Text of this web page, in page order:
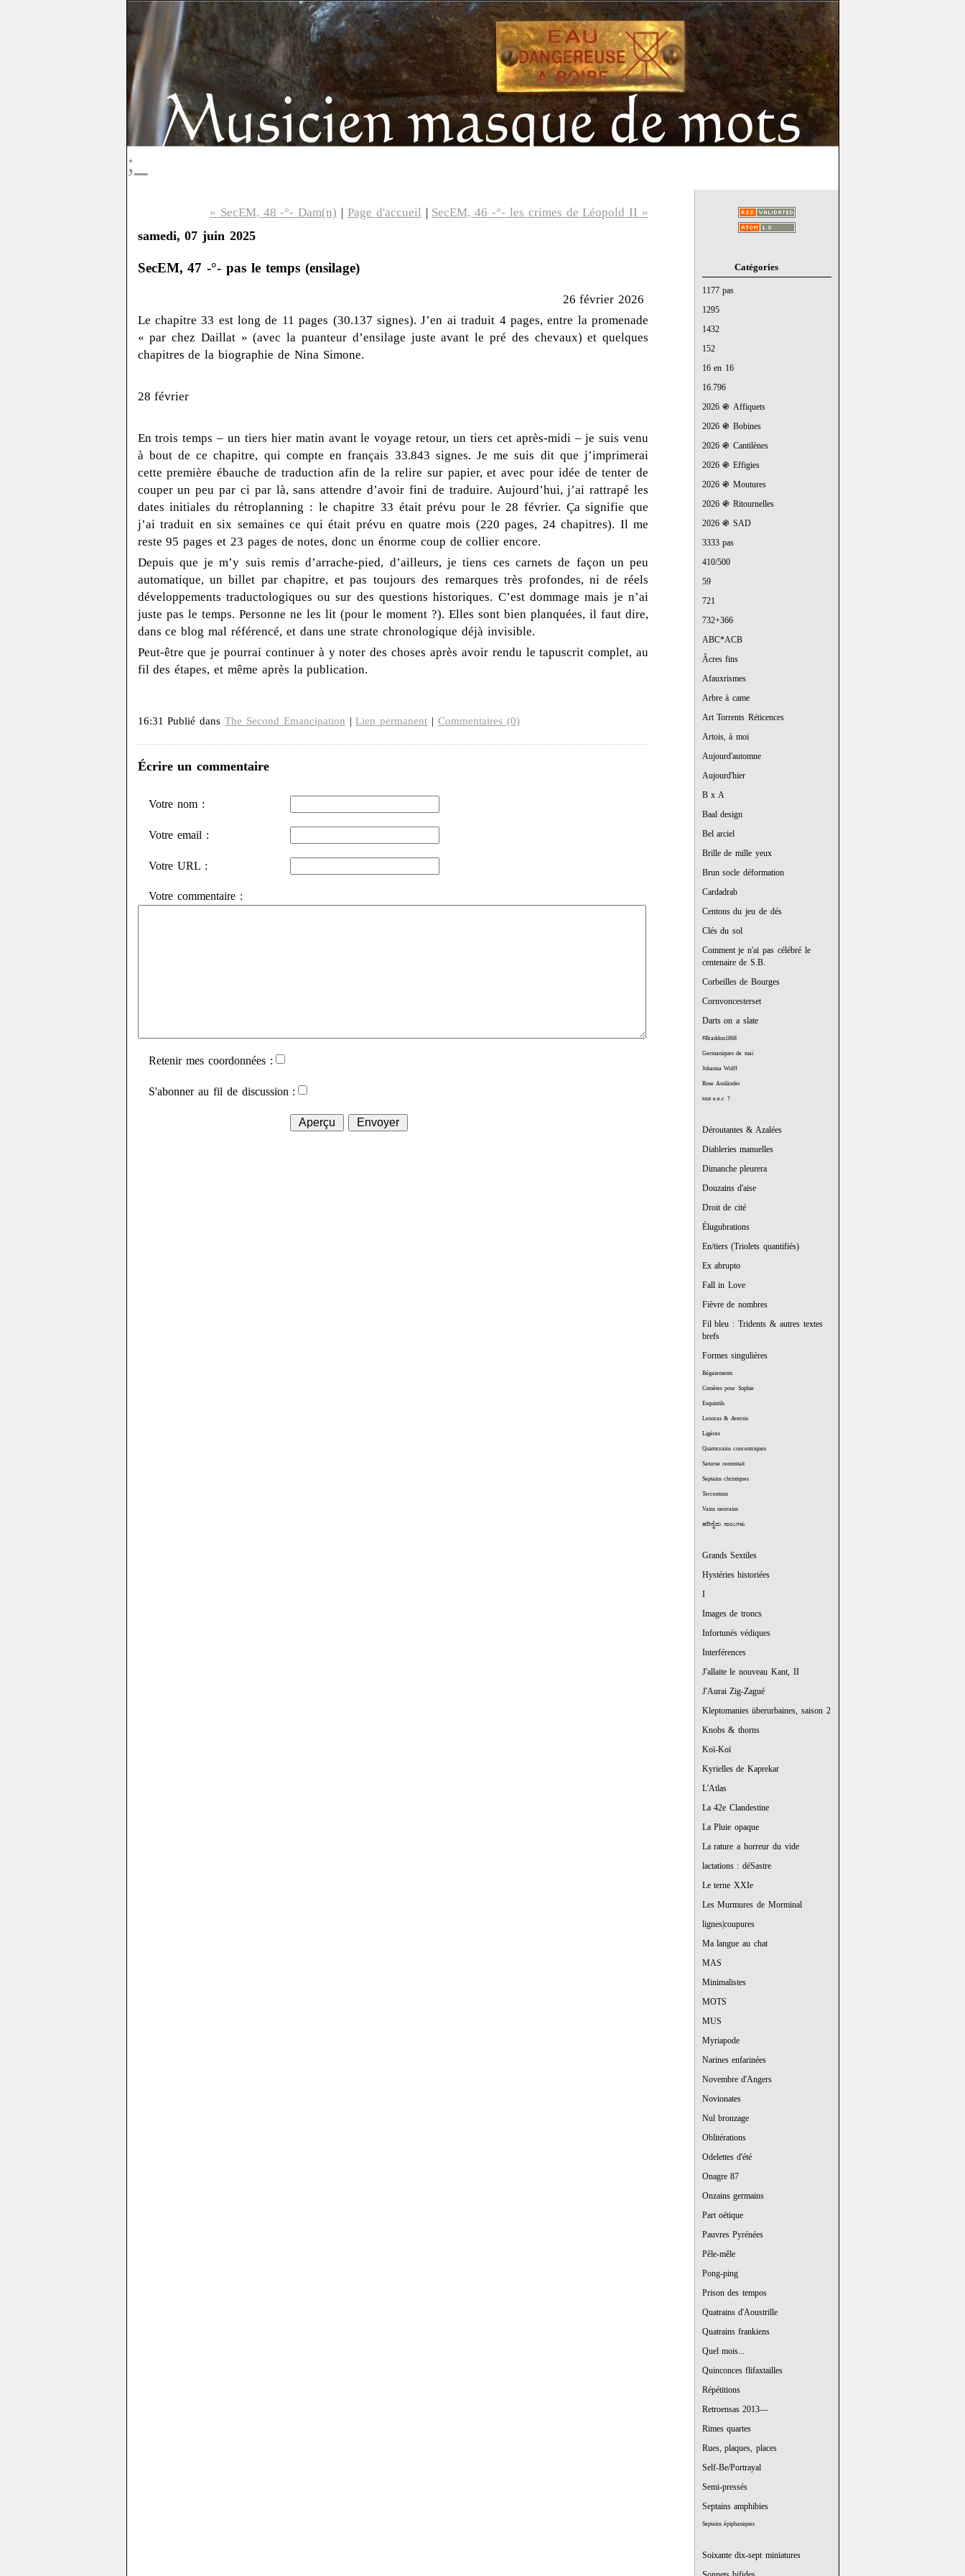
;_
Catégories
1177 pas
1295
1432
152
16 en 16
16.796
2026 ֍ Affiquets
2026 ֍ Bobines
2026 ֍ Cantilènes
2026 ֍ Effigies
2026 ֍ Moutures
2026 ֍ Ritournelles
2026 ֍ SAD
3333 pas
410/500
59
721
732+366
ABC*ACB
Âcres fins
Afauxrismes
Arbre à came
Art Torrents Réticences
Artois, à moi
Aujourd'automne
Aujourd'hier
B x A
Baal design
Bel arciel
Brille de mille yeux
Brun socle déformation
Cardadrab
Centons du jeu de dés
Clés du sol
Comment je n'ai pas célébré le
centenaire de S.B.
Corbeilles de Bourges
Cornvoncesterset
Darts on a slate
#Braddon1868
Germaniques de mai
Johanna Wolff
Rose Ausländer
tout e.e.c ?
Déroutantes & Azalées
Diableries manuelles
Dimanche pleurera
Douzains d'aise
Droit de cité
Élugubrations
En/tiers (Triolets quantifiés)
Ex abrupto
Fall in Love
Fièvre de nombres
Fil bleu : Tridents & autres textes
brefs
Formes singulières
Bégaiements
Comètes pour Sophie
Esquintils
Lenoras & Aversis
Ligères
Quatorzains concentriques
Saturne remontait
Septains christiques
Tercentons
Vains neuvains
ಹದಿನೈದು ಸಾಲುಗಳು
Grands Sextiles
Hystéries historiées
I
Images de troncs
Infortunés védiques
Interférences
J'allaite le nouveau Kant, II
J'Aurai Zig-Zagué
Kleptomanies überurbaines, saison 2
Knobs & thorns
Koï-Koï
Kyrielles de Kaprekar
L'Atlas
La 42e Clandestine
La Pluie opaque
La rature a horreur du vide
lactations : déSastre
Le terne XXIe
Les Murmures de Morminal
lignes|coupures
Ma langue au chat
MAS
Minimalistes
MOTS
MUS
Myriapode
Narines enfarinées
Novembre d'Angers
Novionates
Nul bronzage
Oblitérations
Odelettes d'été
Onagre 87
Onzains germains
Part oétique
Pauvres Pyrénées
Pêle-mêle
Pong-ping
Prison des tempos
Quatrains d'Aoustrille
Quatrains frankiens
Quel mois...
Quinconces flifaxtailles
Répétitions
Retroensas 2013—
Rimes quartes
Rues, plaques, places
Self-Be/Portrayal
Semi-pressés
Septains amphibies
Septains épiphaniques
Soixante dix-sept miniatures
« SecEM, 48 -°- Dam(n) | Page d'accueil | SecEM, 46 -°- les crimes de Léopold II »
samedi, 07 juin 2025
SecEM, 47 -°- pas le temps (ensilage)
26 février 2026
Le chapitre 33 est long de 11 pages (30.137 signes). J’en ai traduit 4 pages, entre la promenade
« par chez Daillat » (avec la puanteur d’ensilage juste avant le pré des chevaux) et quelques
chapitres de la biographie de Nina Simone.
28 février
En trois temps – un tiers hier matin avant le voyage retour, un tiers cet après-midi – je suis venu
à bout de ce chapitre, qui compte en français 33.843 signes. Je me suis dit que j’imprimerai
cette première ébauche de traduction afin de la relire sur papier, et avec pour idée de tenter de
couper un peu par ci par là, sans attendre d’avoir fini de traduire. Aujourd’hui, j’ai rattrapé les
dates initiales du rétroplanning : le chapitre 33 était prévu pour le 28 février. Ça signifie que
j’ai traduit en six semaines ce qui était prévu en quatre mois (220 pages, 24 chapitres). Il me
reste 95 pages et 23 pages de notes, donc un énorme coup de collier encore.
Depuis que je m’y suis remis d’arrache-pied, d’ailleurs, je tiens ces carnets de façon un peu
automatique, un billet par chapitre, et pas toujours des remarques très profondes, ni de réels
développements traductologiques ou sur des questions historiques. C’est dommage mais je n’ai
juste pas le temps. Personne ne les lit (pour le moment ?). Elles sont bien planquées, il faut dire,
dans ce blog mal référencé, et dans une strate chronologique déjà invisible.
Peut-être que je pourrai continuer à y noter des choses après avoir rendu le tapuscrit complet, au
fil des étapes, et même après la publication.
16:31 Publié dansThe Second Emancipation |Lien permanent | Commentaires (0)
Écrire un commentaire
Votre nom :
Votre email :
Votre URL :
Votre commentaire :
Retenir mes coordonnées :
S'abonner au fil de discussion :